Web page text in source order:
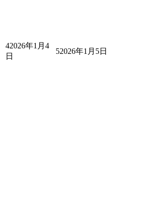
42026年1月4
日
52026年1月5日